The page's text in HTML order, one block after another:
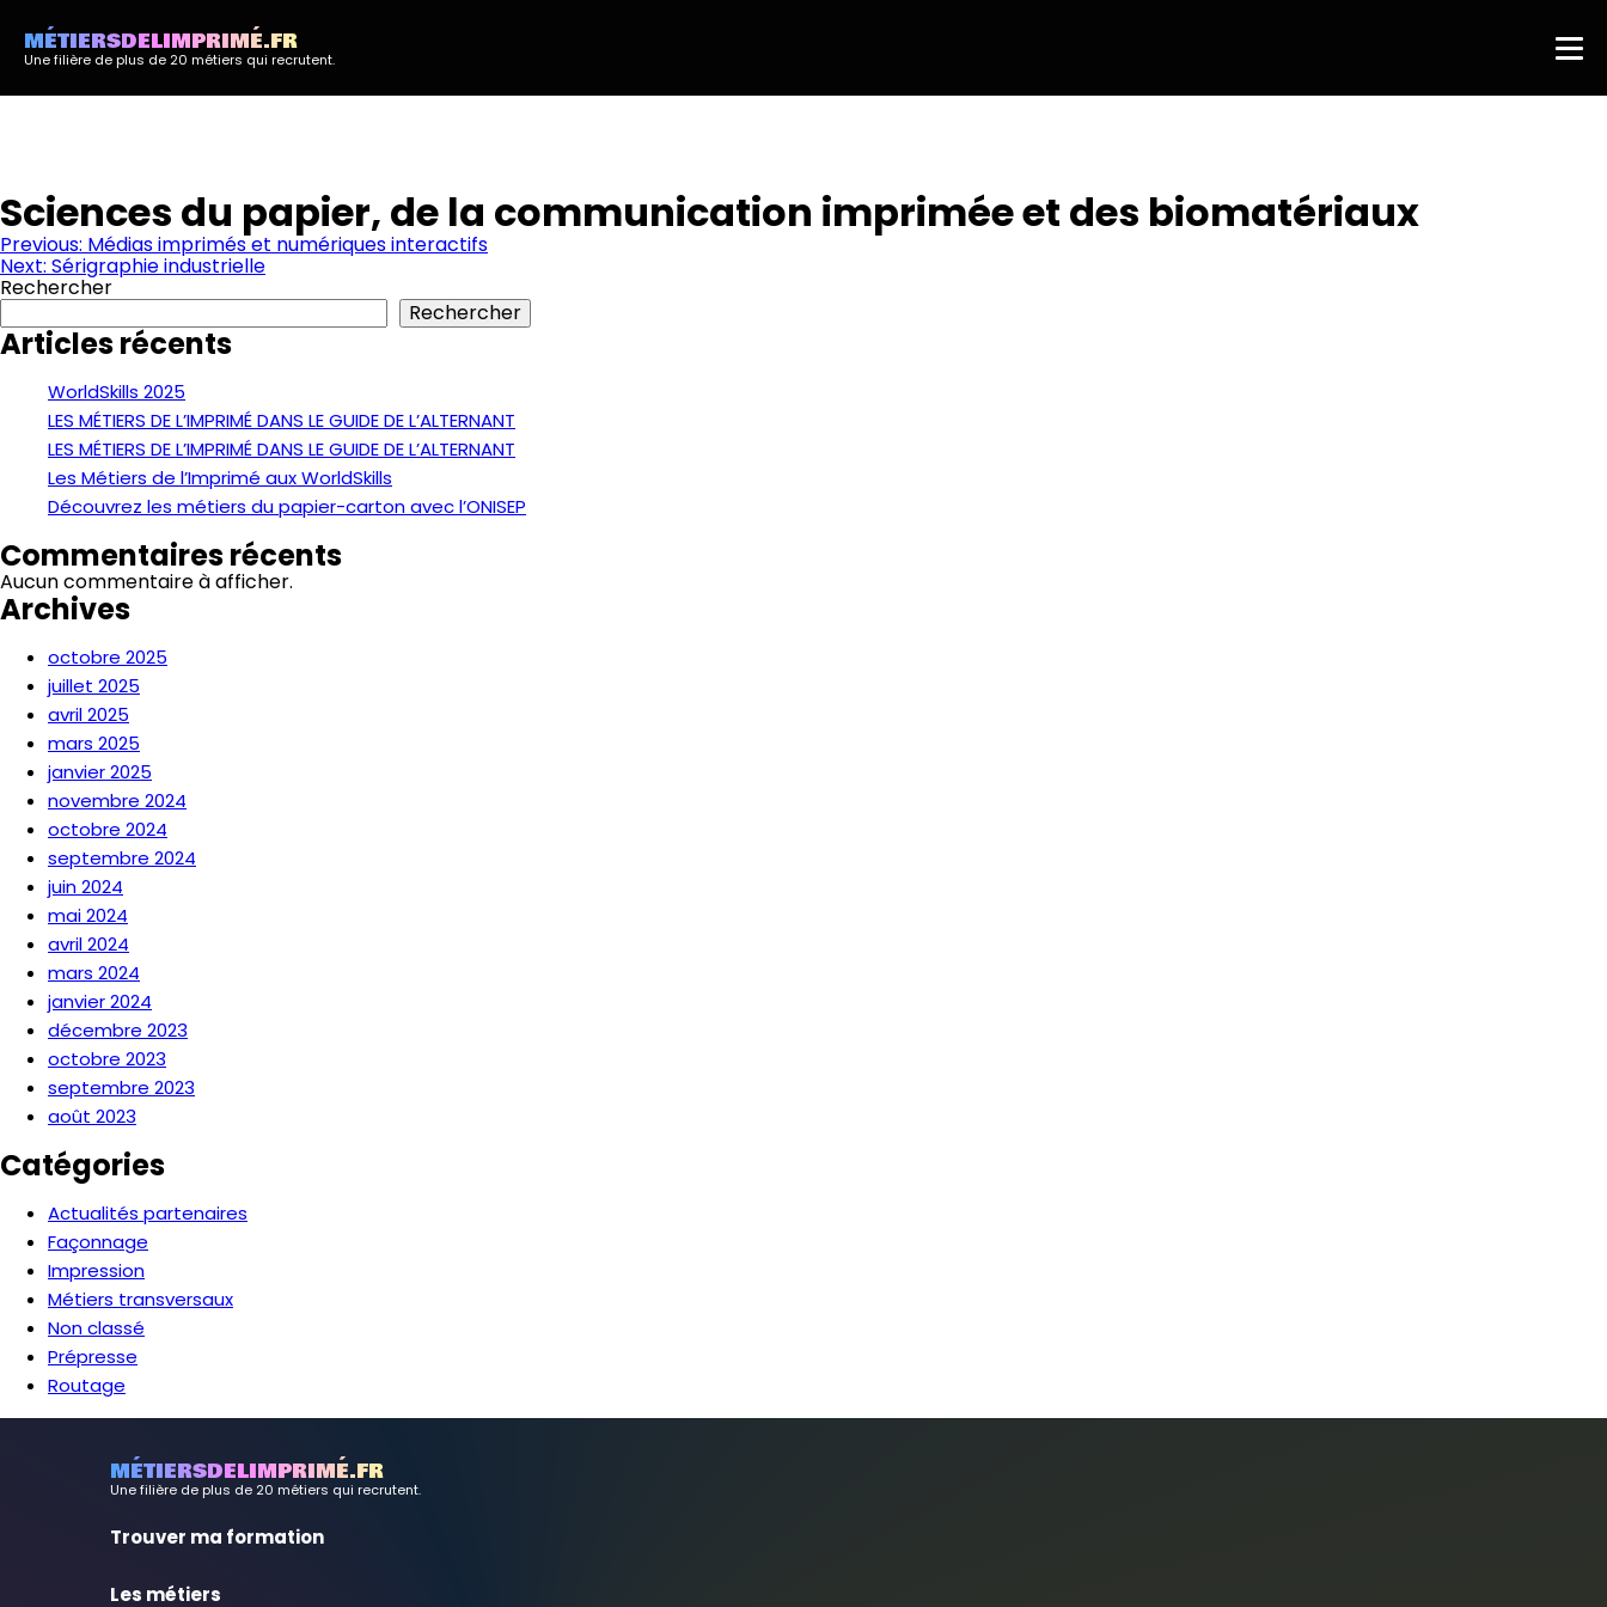
MÉTIERSDELIMPRIMÉ.FR
Une filière de plus de 20 métiers qui recrutent.
Sciences du papier, de la communication imprimée et des biomatériaux
Navigation
de
l’article
Previous: Médias imprimés et numériques interactifs
Next: Sérigraphie industrielle
Rechercher
Rechercher
Articles récents
WorldSkills 2025
LES MÉTIERS DE L’IMPRIMÉ DANS LE GUIDE DE L’ALTERNANT
LES MÉTIERS DE L’IMPRIMÉ DANS LE GUIDE DE L’ALTERNANT
Les Métiers de l’Imprimé aux WorldSkills
Découvrez les métiers du papier-carton avec l’ONISEP
Commentaires récents
Aucun commentaire à afficher.
Archives
octobre 2025
juillet 2025
avril 2025
mars 2025
janvier 2025
novembre 2024
octobre 2024
septembre 2024
juin 2024
mai 2024
avril 2024
mars 2024
janvier 2024
décembre 2023
octobre 2023
septembre 2023
août 2023
Catégories
Actualités partenaires
Façonnage
Impression
Métiers transversaux
Non classé
Prépresse
Routage
MÉTIERSDELIMPRIMÉ.FR
Une filière de plus de 20 métiers qui recrutent.
Trouver ma formation
Les métiers